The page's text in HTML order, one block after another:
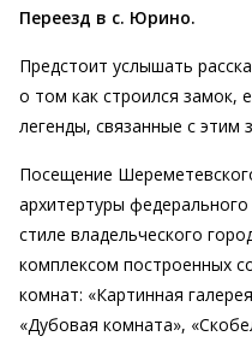
Переезд в с. Юрино.
Предстоит услышать
о том как строился замок,
легенды, связанные с этим
Посещение
архитертуры
стиле владельческого
комплексом построенных
комнат: «Картинная
«Дубовая комната»,